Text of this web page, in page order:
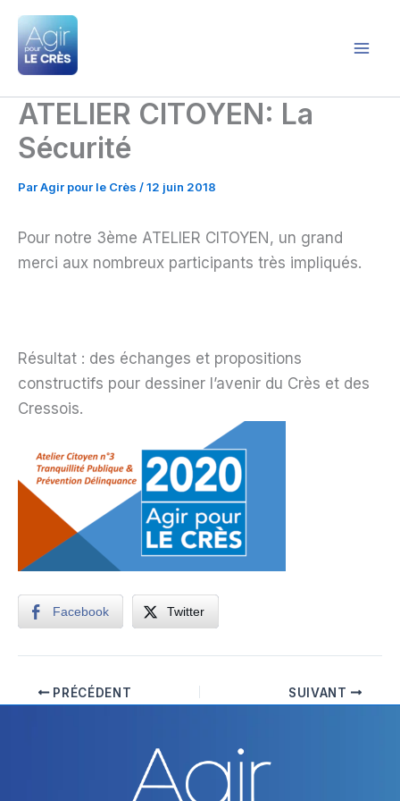
Aller
contenu
ATELIER CITOYEN: La
Sécurité
ParAgir pour le Crès /12 juin 2018
Pour notre 3ème ATELIER CITOYEN, un grand
merci aux nombreux participants très impliqués.
Résultat : des échanges et propositions
constructifs pour dessiner l’avenir du Crès et des
Cressois.
Facebook Twitter
PRÉCÉDENT SUIVANT